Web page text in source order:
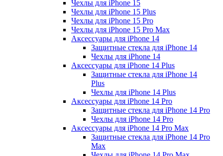
Чехлы для iPhone 15
Чехлы для iPhone 15 Plus
Чехлы для iPhone 15 Pro
Чехлы для iPhone 15 Pro Max
Аксессуары для iPhone 14
Защитные стекла для iPhone 14
Чехлы для iPhone 14
Аксессуары для iPhone 14 Plus
Защитные стекла для iPhone 14
Plus
Чехлы для iPhone 14 Plus
Аксессуары для iPhone 14 Pro
Защитные стекла для iPhone 14 Pro
Чехлы для iPhone 14 Pro
Аксессуары для iPhone 14 Pro Max
Защитные стекла для iPhone 14 Pro
Max